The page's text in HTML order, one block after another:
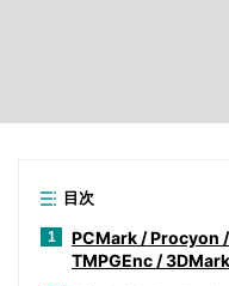
目次
1
PCMark / Procyon
TMPGEnc / 3DMark